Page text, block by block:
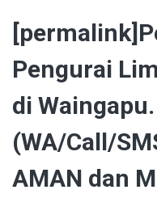
Pengurai
di
(WA/Call/
AMAN dan